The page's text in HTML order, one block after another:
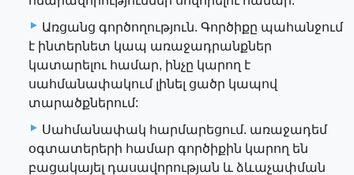
Առցանց գործողություն. Գործիքը պահանջում
է ինտերնետ կապ առաջադրանքներ
կատարելու համար, ինչը կարող է
սահմանափակում լինել ցածր կապով
տարածքներում:
Սահմանափակ հարմարեցում. առաջադեմ
օգտատերերի համար գործիքին կարող են
բացակայել դասավորության և ձևաչափման